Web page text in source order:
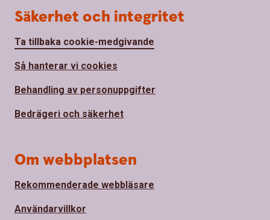
Säkerhet och integritet
Ta tillbaka cookie-medgivande
Så hanterar vi cookies
Behandling av personuppgifter
Bedrägeri och säkerhet
Om webbplatsen
Rekommenderade webbläsare
Användarvillkor